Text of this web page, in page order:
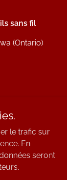
sans fil
(Ontario)
L’ACTF a été
sans fil
au conseil
et aux objectifs
le trafic sur
En
seront